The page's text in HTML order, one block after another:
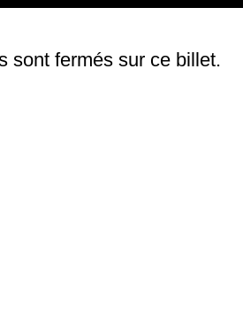
sont fermés sur ce billet.